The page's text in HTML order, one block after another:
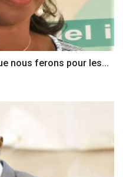
nous ferons pour les...